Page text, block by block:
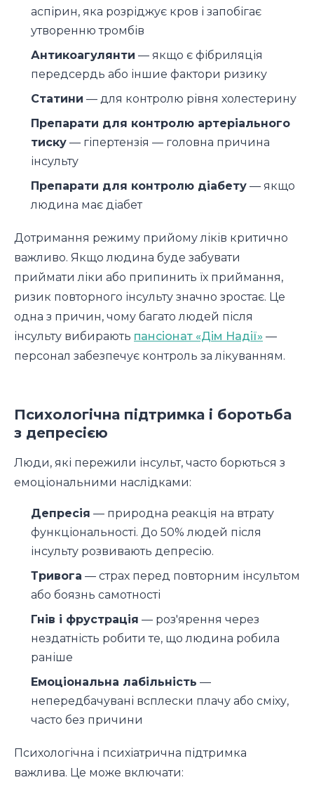
аспірин, яка розріджує кров і запобігає
утворенню тромбів
Антикоагулянти — якщо є фібриляція
передсердь або іншие фактори ризику
Статини — для контролю рівня холестерину
Препарати для контролю артеріального
тиску — гіпертензія — головна причина
інсульту
Препарати для контролю діабету — якщо
людина має діабет
Дотримання режиму прийому ліків критично
важливо. Якщо людина буде забувати
приймати ліки або припинить їх приймання,
ризик повторного інсульту значно зростає. Це
одна з причин, чому багато людей після
інсульту вибирають пансіонат «Дім Надії» —
персонал забезпечує контроль за лікуванням.
Психологічна підтримка і боротьба
з депресією
Люди, які пережили інсульт, часто борються з
емоціональними наслідками:
Депресія — природна реакція на втрату
функціональності. До 50% людей після
інсульту розвивають депресію.
Тривога — страх перед повторним інсультом
або боязнь самотності
Гнів і фрустрація — роз'ярення через
нездатність робити те, що людина робила
раніше
Емоціональна лабільність —
непередбачувані всплески плачу або сміху,
часто без причини
Психологічна і психіатрична підтримка
важлива. Це може включати: